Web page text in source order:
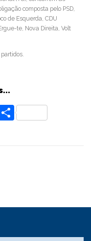
composta pelo PSD,
de Esquerda, CDU
te, Nova Direita, Volt
Partilhar